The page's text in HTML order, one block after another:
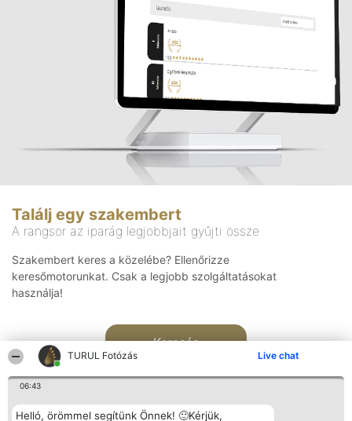
TURUL Fotózás Live chat
06:43
Helló, örömmel segítünk Önnek! 🙂Kérjük,
Találj egy szakembert
A rangsor az iparág legjobbjait gyűjti össze
Szakembert keres a közelébe? Ellenőrizze
keresőmotorunkat. Csak a legjobb szolgáltatásokat
használja!
Keresés